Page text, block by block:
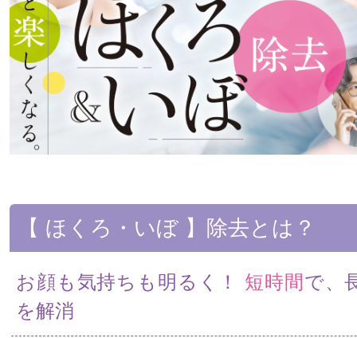
【 ほくろ・いぼ 】除去とは？
お顔も気持ちも明るく！ 短時間で、
を解消